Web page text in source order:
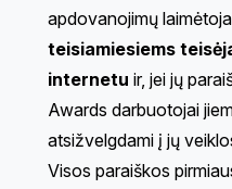
apdovanojimų
teisiamiesiems
internetu ir, jei jų
Awards darbuotojai
atsižvelgdami į jų
Visos paraiškos